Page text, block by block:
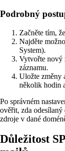
Podrobný
Začněte tím,
Najděte
System).
Vytvořte nový
záznamu.
Uložte změny
několik hodin
Po správném
ověřit, zda odesílaný
zdroje v dané
Důležitost